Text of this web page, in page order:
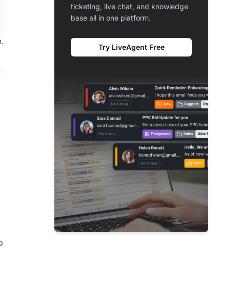
ticketing, live chat, and knowledge
base all in one platform.
Try LiveAgent Free